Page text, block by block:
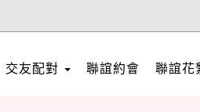
交友配對 聯誼約會 聯誼花